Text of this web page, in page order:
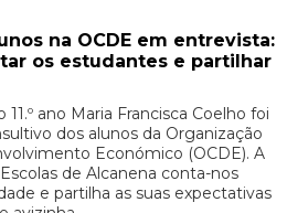
na OCDE em entrevista:
os estudantes e partilhar
ano Maria Francisca Coelho foi
dos alunos da Organização
Económico (OCDE). A
de Alcanena conta-nos
e partilha as suas expectativas